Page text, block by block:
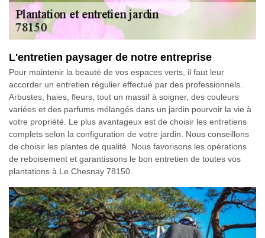
L'entretien paysager de notre entreprise
Pour maintenir la beauté de vos espaces verts, il faut leur
accorder un entretien régulier effectué par des professionnels.
Arbustes, haies, fleurs, tout un massif à soigner, des couleurs
variées et des parfums mélangés dans un jardin pourvoir la vie à
votre propriété. Le plus avantageux est de choisir les entretiens
complets selon la configuration de votre jardin. Nous conseillons
de choisir les plantes de qualité. Nous favorisons les opérations
de reboisement et garantissons le bon entretien de toutes vos
plantations à Le Chesnay 78150.